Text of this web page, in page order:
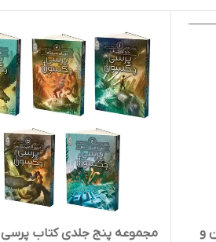
و
مجموعه پنج جلدی کتاب پرسی